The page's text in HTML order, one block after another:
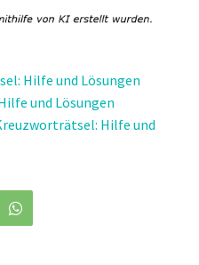
Hilfe und Lösungen
und Lösungen
Hilfe und